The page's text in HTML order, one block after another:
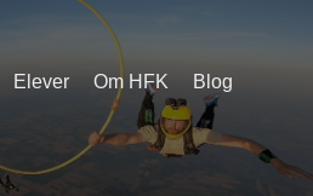
Elever Om HFK
Blog